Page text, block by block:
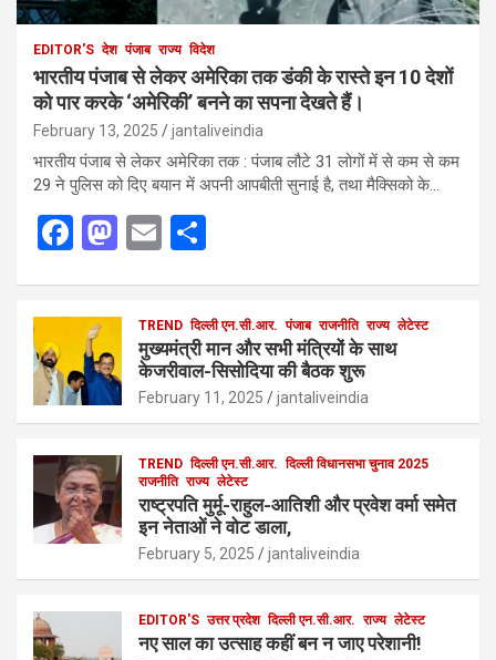
EDITOR'S देश पंजाब राज्य विदेश
भारतीय पंजाब से लेकर अमेरिका तक डंकी के रास्ते इन 10 देशों
को पार करके ‘अमेरिकी’ बनने का सपना देखते हैं।
February 13, 2025 jantaliveindia
भारतीय पंजाब से लेकर अमेरिका तक : पंजाब लौटे 31 लोगों में से कम से कम
29 ने पुलिस को दिए बयान में अपनी आपबीती सुनाई है, तथा मैक्सिको के…
F
b
o
o
k
M
d
o
n
E
e
TREND दिल्ली एन.सी.आर. पंजाब राजनीति राज्य लेटेस्ट
मुख्यमंत्री मान और सभी मंत्रियों के साथ
केजरीवाल-सिसोदिया की बैठक शुरू
February 11, 2025 jantaliveindia
TREND दिल्ली एन.सी.आर. दिल्ली विधानसभा चुनाव 2025
राजनीति राज्य लेटेस्ट
राष्ट्रपति मुर्मू-राहुल-आतिशी और प्रवेश वर्मा समेत
इन नेताओं ने वोट डाला,
February 5, 2025 jantaliveindia
EDITOR'S उत्तर प्रदेश दिल्ली एन.सी.आर. राज्य लेटेस्ट
नए साल का उत्साह कहीं बन न जाए परेशानी!